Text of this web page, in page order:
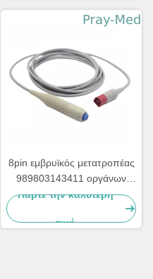
8pin εμβρυϊκός μετατροπέας
989803143411 οργάνων
ελέγχου συνδετήρων HP για
Πάρτε την καλύτερη
τιμή